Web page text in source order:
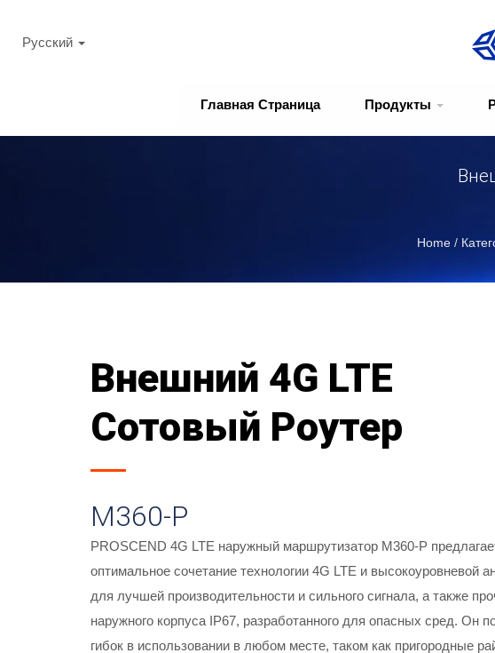
Главная Страница Продукты
Русский
Home /
Внешний 4G LTE
Сотовый Роутер
M360-P
PROSCEND 4G LTE наружный маршрутизатор M360-P
оптимальное сочетание технологии 4G LTE и высокоуровневой
для лучшей производительности и сильного сигнала, а также
наружного корпуса IP67, разработанного для опасных сред. Он
гибок в использовании в любом месте, таком как пригородные